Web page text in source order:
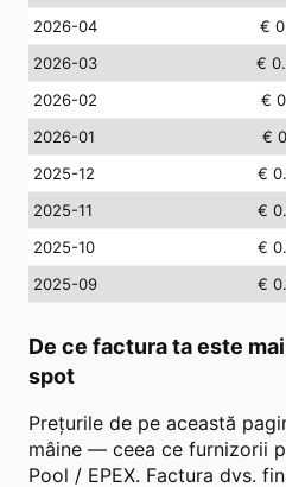
2026-04
€
2026-03
€
2026-02
€
2026-01
€
2025-12
€
2025-11
€
2025-10
€
2025-09
€
De ce factura ta este
spot
Prețurile de pe această
mâine — ceea ce furnizorii
Pool / EPEX. Factura dvs.